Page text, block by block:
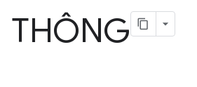
THÔNG